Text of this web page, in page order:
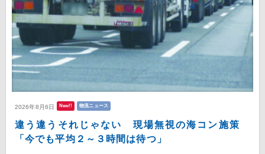
2026年8月6日 New!! 物流ニュース
違う違うそれじゃない 現場無視の海コン施策
「今でも平均２～３時間は待つ」